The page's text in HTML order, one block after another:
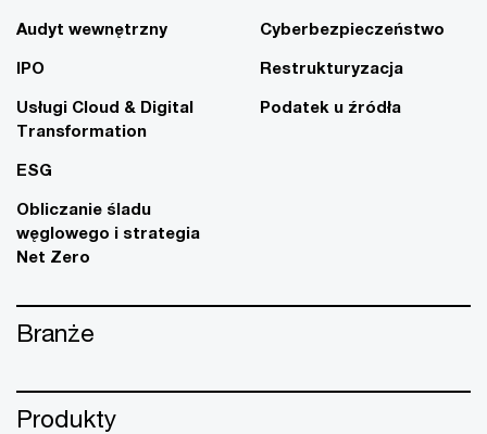
Audyt wewnętrzny
IPO
Usługi Cloud & Digital
Transformation
ESG
Obliczanie śladu
węglowego i strategia
Net Zero
Cyberbezpieczeństwo
Restrukturyzacja
Podatek u źródła
Branże
Produkty